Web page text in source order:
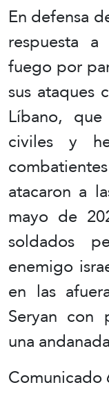
En defensa
respuesta
fuego por
sus ataques
Líbano,
civiles y
atacaron a
mayo de
soldados
enemigo
en las
Seryan con
una
Comunicado